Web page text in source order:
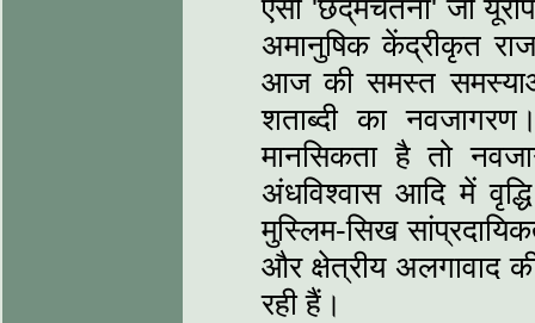
ऐसी 'छद्​मचेतना' जो
अमानुषिक केंद्रीकृत
आज की समस्त समस्‍याओं
शताब्‍दी का
मानसिकता है तो
अंधविश्‍वास आदि में
मुस्लिम-सिख
और क्षेत्रीय अलगावाद
रही हैं।